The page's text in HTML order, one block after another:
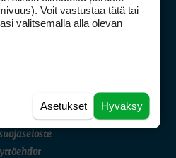
Voit vastustaa tätä tai
valitsemalla alla olevan
Hyväksy
Asetukset